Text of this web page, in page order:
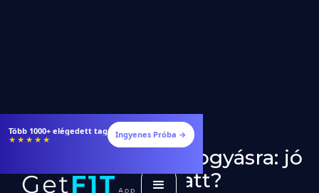
Több 1000+ elégedett tag
★★★★★ Ingyenes Próba →
Kovászos Kenyér fogyásra: jó
választás diéta alatt?